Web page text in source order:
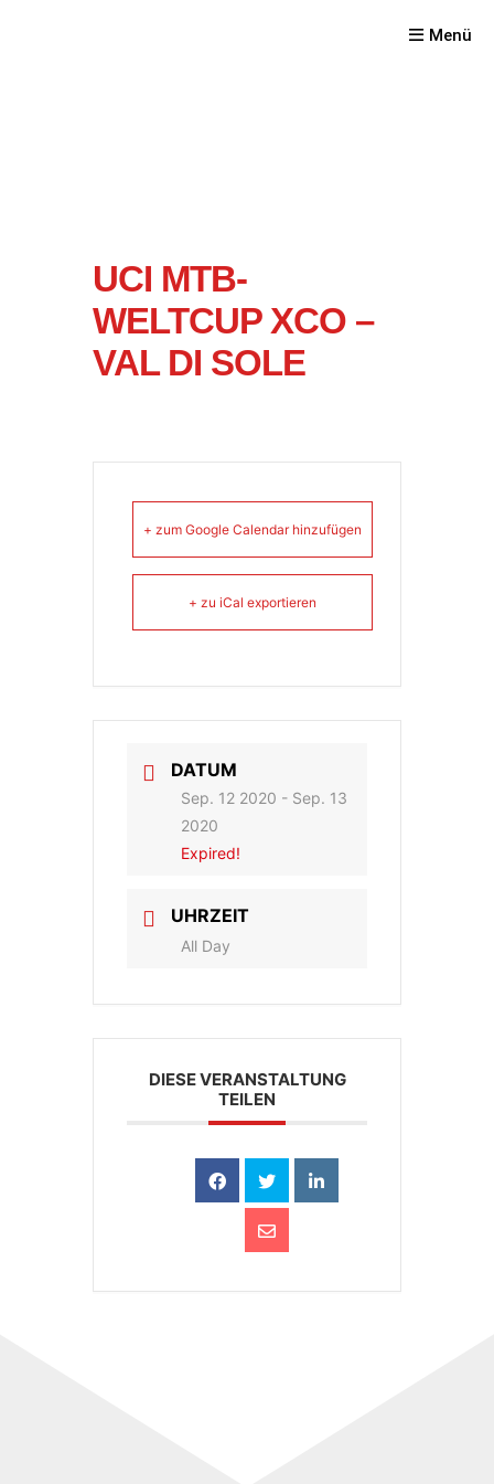
Menü
UCI MTB-
WELTCUP XCO –
VAL DI SOLE
+ zum Google Calendar hinzufügen
+ zu iCal exportieren
DATUM
Sep. 12 2020 - Sep. 13
2020
Expired!
UHRZEIT
All Day
DIESE VERANSTALTUNG
TEILEN